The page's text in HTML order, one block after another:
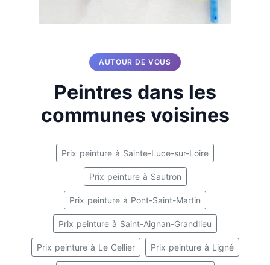
AUTOUR DE VOUS
Peintres dans les
communes voisines
Prix peinture à Sainte-Luce-sur-Loire
Prix peinture à Sautron
Prix peinture à Pont-Saint-Martin
Prix peinture à Saint-Aignan-Grandlieu
Prix peinture à Le Cellier Prix peinture à Ligné